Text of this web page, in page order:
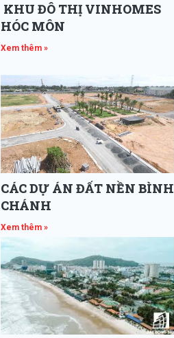
KHU ĐÔ THỊ VINHOMES
HÓC MÔN
Xem thêm »
CÁC DỰ ÁN ĐẤT NỀN BÌNH
CHÁNH
Xem thêm »